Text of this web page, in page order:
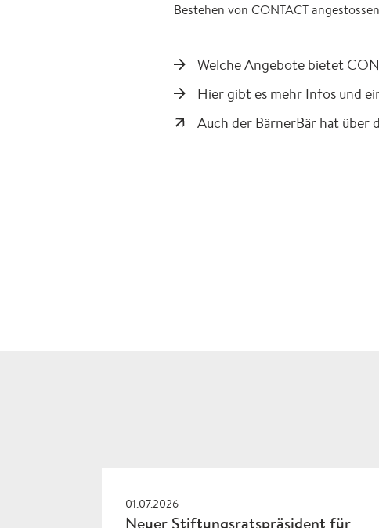
Bestehen von CONTACT
Welche Angebote bietet
Hier gibt es mehr Infos und
Auch der BärnerBär hat über
01.07.2026
Neuer Stiftungsratspräsident für